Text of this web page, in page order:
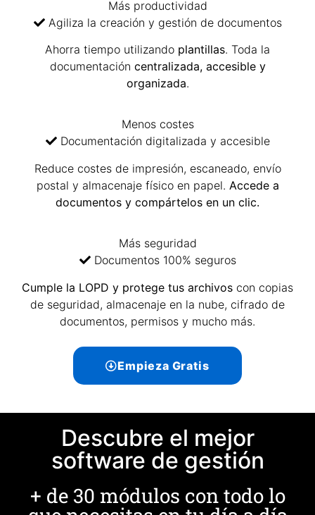
Más productividad
Agiliza la creación y gestión de documentos
Ahorra tiempo utilizando plantillas. Toda la
documentación centralizada, accesible y
organizada.
Menos costes
Documentación digitalizada y accesible
Reduce costes de impresión, escaneado, envío
postal y almacenaje físico en papel. Accede a
documentos y compártelos en un clic.
Más seguridad
Documentos 100% seguros
Cumple la LOPD y protege tus archivos con copias
de seguridad, almacenaje en la nube, cifrado de
documentos, permisos y mucho más.
Empieza Gratis
Descubre el mejor
software de gestión
+ de 30 módulos con todo lo